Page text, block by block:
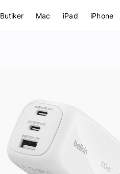
Butiker Mac iPad iPhone